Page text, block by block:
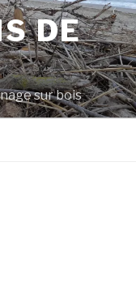
DE
sur bois